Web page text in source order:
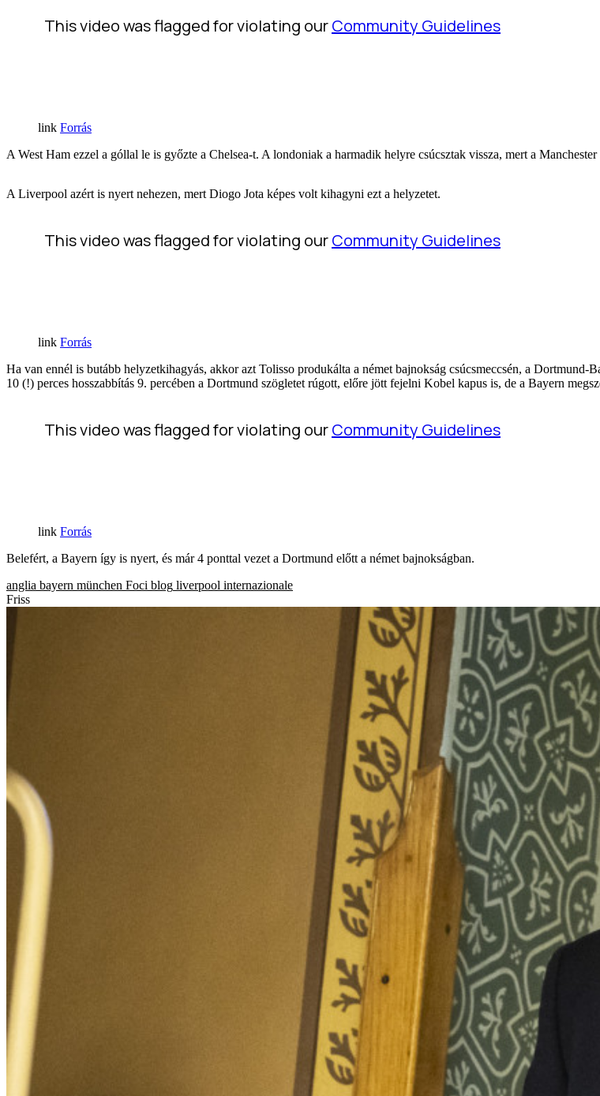
Forrás
A West Ham ezzel a góllal le is győzte a Chelsea-t. A londoniak a harmadik helyre csúcsztak vissza, mert a
A Liverpool azért is nyert nehezen, mert Diogo Jota képes volt kihagyni ezt a helyzetet.
Forrás
Ha van ennél is butább helyzetkihagyás, akkor azt Tolisso produkálta a német bajnokság csúcsmeccsén, a Dortmund-
10 (!) perces hosszabbítás 9. percében a Dortmund szögletet rúgott, előre jött fejelni Kobel kapus is, de a Bayern
Forrás
Belefért, a Bayern így is nyert, és már 4 ponttal vezet a Dortmund előtt a német bajnokságban.
anglia bayern münchen Foci blog liverpool internazionale
Friss